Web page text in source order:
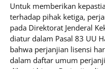
Untuk memberikan
terhadap pihak ketiga,
pada Direktorat Jenderal
diatur dalam Pasal 83 UU
bahwa perjanjian lisensi
dalam daftar umum